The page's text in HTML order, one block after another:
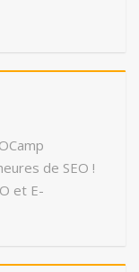
de SEO !
et E-